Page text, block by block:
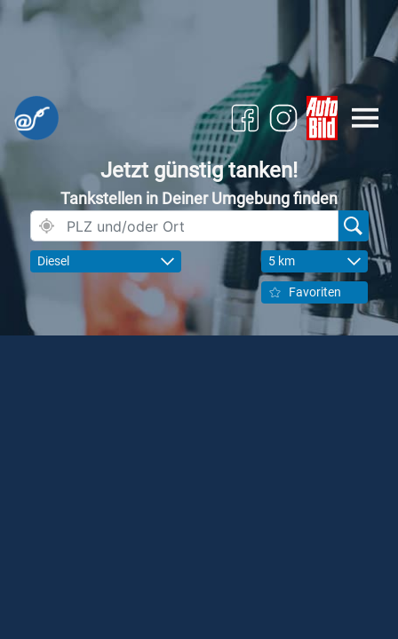
Jetzt günstig tanken!
Tankstellen in Deiner Umgebung finden
Diesel 5 km
Favoriten